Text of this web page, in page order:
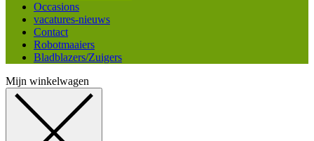
Occasions
vacatures-nieuws
Contact
Robotmaaiers
Bladblazers/Zuigers
Mijn winkelwagen